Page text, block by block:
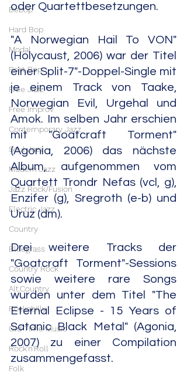
Bebop
Hard Bop
Modal
Post Bop
Free Jazz
Free Improv
Contemporary Jazz
Soul Jazz
Modern Jazz
Jazz Rock/Fusion
Electric Jazz
Country
Bluegrass
Country Rock
Alt.Country
Rockabilly
Old Time Music
Rock'n'Roll
Folk
oder Quartettbesetzungen.
"A Norwegian Hail To VON"
(Holycaust, 2006) war der Titel
einer Split-7"-Doppel-Single mit
je einem Track von Taake,
Norwegian Evil, Urgehal und
Amok. Im selben Jahr erschien
mit "Goatcraft Torment"
(Agonia, 2006) das nächste
Album, aufgenommen vom
Quartett Trondr Nefas (vcl, g),
Enzifer (g), Sregroth (e-b) und
Uruz (dm).
Drei weitere Tracks der
"Goatcraft Torment"-Sessions
sowie weitere rare Songs
wurden unter dem Titel "The
Eternal Eclipse - 15 Years of
Satanic Black Metal" (Agonia,
2007) zu einer Compilation
zusammengefasst.